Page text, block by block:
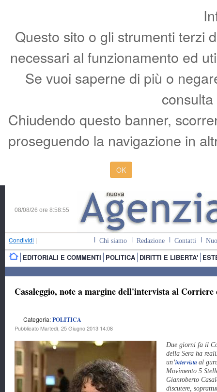
Questo sito o gli strumenti terzi
necessari al funzionamento ed
Se vuoi saperne di più o
Chiudendo questo banner,
proseguendo la navigazione in
OK
08/08/26 ore 8:58:56
Condividi | Chi siamo Redazione Contatti
EDITORIALI E COMMENTI POLITICA DIRITTI E LIBERTA'
Casaleggio, note a margine dell'intervista al Corriere
Categoria:POLITICA
Pubblicato Martedì, 25 Giugno 2013 14:08
Due giorni fa il
della Sera ha
un’intervista al
Movimento 5
Gianroberto
discutere,